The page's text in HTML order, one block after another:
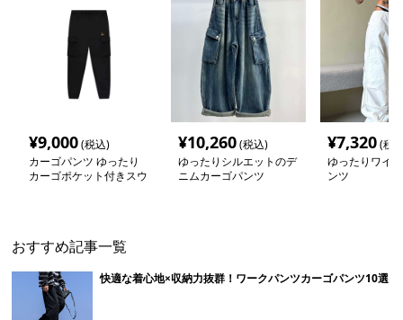
¥9,000(税込)
カーゴパンツ ゆったり
カーゴポケット付きスウ
¥10,260(税込)
ゆったりシルエットのデ
ニムカーゴパンツ
¥7,320(税
ゆったりワイ
ンツ
おすすめ記事一覧
快適な着心地×収納力抜群！ワークパンツカーゴパンツ10選